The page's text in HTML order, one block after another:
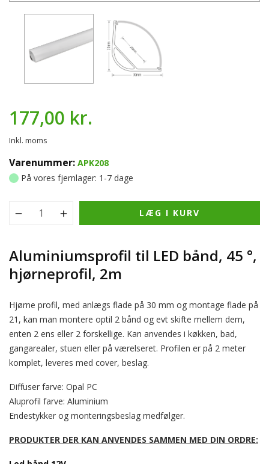
Aluminiumsprofil til LED bånd, 45 °,
hjørneprofil, 2m
Hjørne profil, med anlægs flade på 30 mm og montage flade på
21, kan man montere optil 2 bånd og evt skifte mellem dem,
enten 2 ens eller 2 forskellige. Kan anvendes i køkken, bad,
gangarealer, stuen eller på værelseret. Profilen er på 2 meter
komplet, leveres med cover, beslag.
Diffuser farve: Opal PC
Aluprofil farve: Aluminium
Endestykker og monteringsbeslag medfølger.
PRODUKTER DER KAN ANVENDES SAMMEN MED DIN ORDRE:
177,00 kr.
Inkl. moms
Varenummer: APK208
På vores fjernlager: 1-7 dage
LÆG I KURV